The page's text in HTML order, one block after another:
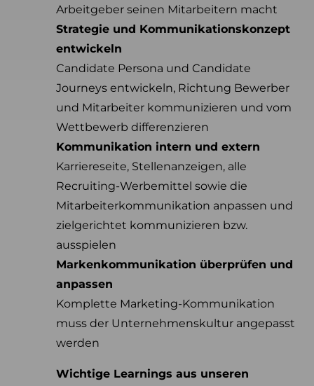
Arbeitgeber seinen Mitarbeitern macht
Strategie und Kommunikationskonzept
entwickeln
Candidate Persona und Candidate
Journeys entwickeln, Richtung Bewerber
und Mitarbeiter kommunizieren und vom
Wettbewerb differenzieren
Kommunikation intern und extern
Karriereseite, Stellenanzeigen, alle
Recruiting-Werbemittel sowie die
Mitarbeiterkommunikation anpassen und
zielgerichtet kommunizieren bzw.
ausspielen
Markenkommunikation überprüfen und
anpassen
Komplette Marketing-Kommunikation
muss der Unternehmenskultur angepasst
werden
Wichtige Learnings aus unseren